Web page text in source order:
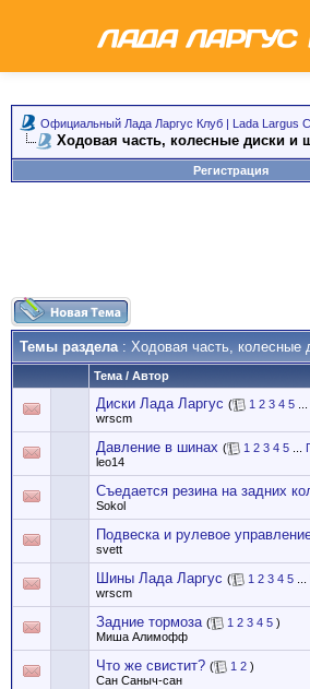
Официальный Лада Ларгус Клуб | Lada Largus
Ходовая часть, колесные диски и
Регистрация
Темы раздела: Ходовая часть, колесные
Тема / Автор
Диски Лада Ларгус ( 1 2 3 4 5
wrscm
Давление в шинах ( 1 2 3 4 5
leo14
Съедается резина на задних
Sokol
Подвеска и рулевое
svett
Шины Лада Ларгус ( 1 2 3 4 5
wrscm
Задние тормоза ( 1 2 3 4 5 )
Миша Алимофф
Что же свистит? ( 1 2 )
Сан Саныч-сан